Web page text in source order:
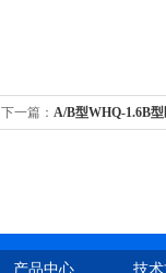
下一篇： A/B型WHQ-1.6B
产品中心 技